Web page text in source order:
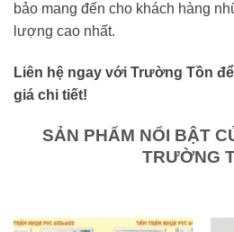
bảo mang đến cho khách hàng
lượng cao nhất.
Liên hệ ngay với Trường Tồn
giá chi tiết!
SẢN PHẨM NỔI BẬT
TRƯỜNG